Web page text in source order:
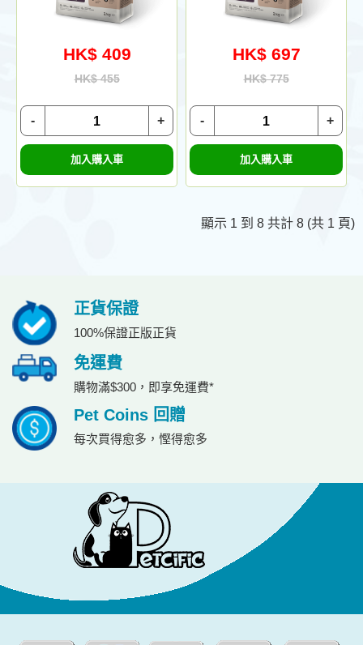
HK$ 409
HK$ 455
+
-
加入購入車
HK$ 697
HK$ 775
+
-
加入購入車
顯示 1 到 8 共計 8 (共 1 頁)
正貨保證
100%保證正版正貨
免運費
購物滿$300，即享免運費*
Pet Coins 回贈
每次買得愈多，慳得愈多